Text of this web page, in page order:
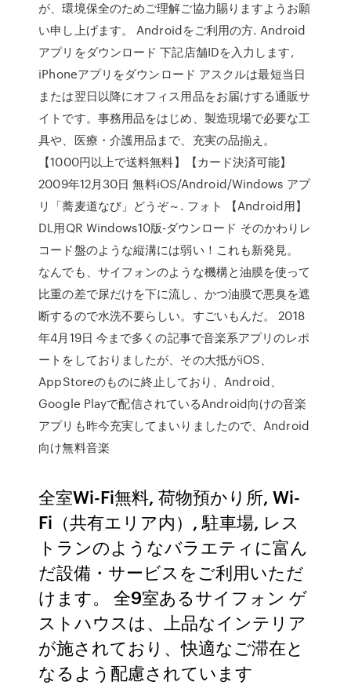
が、環境保全のためご理解ご協力賜りますようお願
い申し上げます。 Androidをご利用の方. Android
アプリをダウンロード 下記店舗IDを入力します,
iPhoneアプリをダウンロード アスクルは最短当日
または翌日以降にオフィス用品をお届けする通販サ
イトです。事務用品をはじめ、製造現場で必要な工
具や、医療・介護用品まで、充実の品揃え。
【1000円以上で送料無料】【カード決済可能】
2009年12月30日 無料iOS/Android/Windows アプ
リ「蕎麦道なび」どうぞ～. フォト 【Android用】
DL用QR Windows10版-ダウンロード そのかわりレ
コード盤のような縦溝には弱い！これも新発見。
なんでも、サイフォンのような機構と油膜を使って
比重の差で尿だけを下に流し、かつ油膜で悪臭を遮
断するので水洗不要らしい。すごいもんだ。 2018
年4月19日 今まで多くの記事で音楽系アプリのレポ
ートをしておりましたが、その大抵がiOS、
AppStoreのものに終止しており、Android、
Google Playで配信されているAndroid向けの音楽
アプリも昨今充実してまいりましたので、Android
向け無料音楽
全室Wi-Fi無料, 荷物預かり所, Wi-
Fi（共有エリア内）, 駐車場, レス
トランのようなバラエティに富ん
だ設備・サービスをご利用いただ
けます。 全9室あるサイフォン ゲ
ストハウスは、上品なインテリア
が施されており、快適なご滞在と
なるよう配慮されています